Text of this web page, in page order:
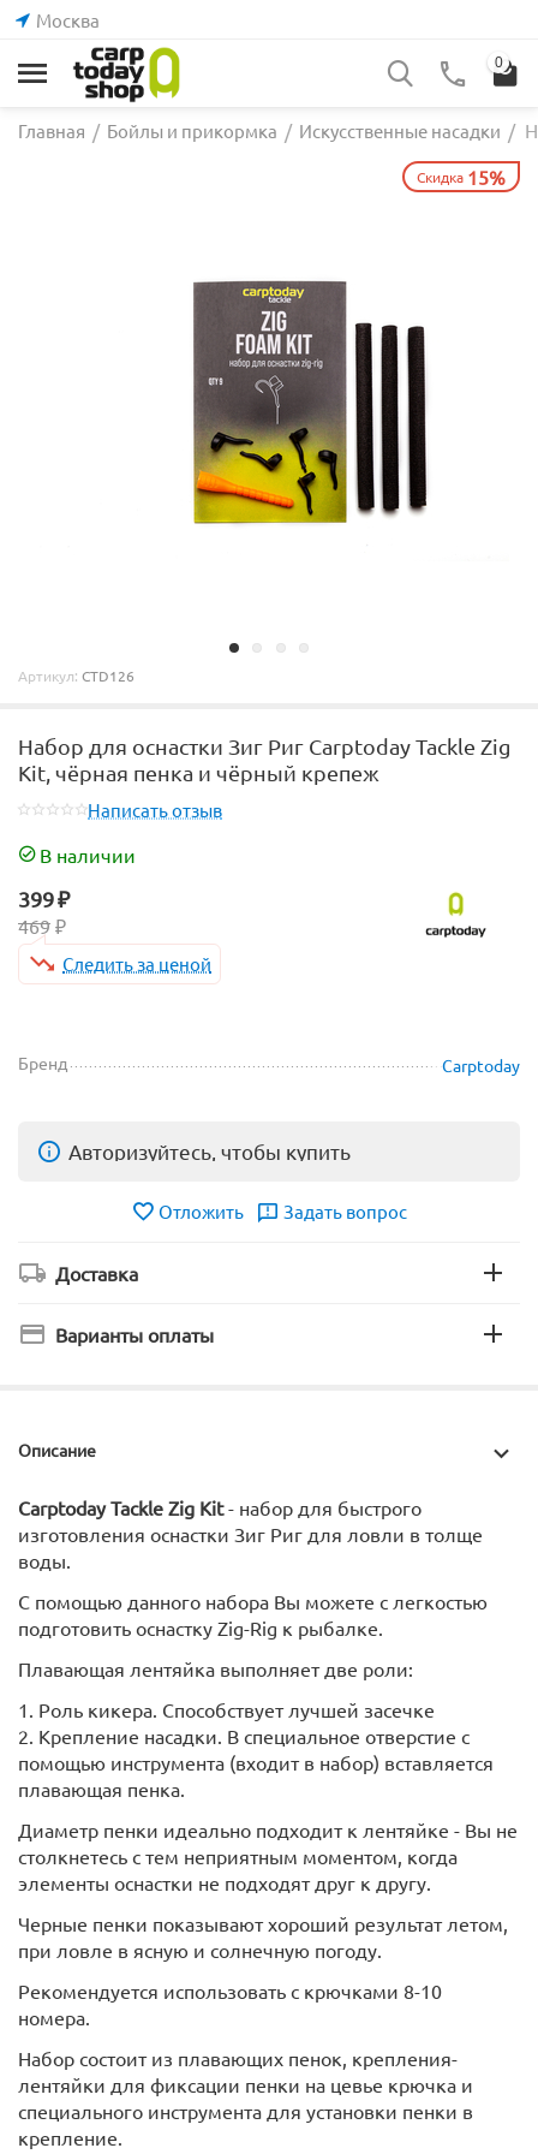
Москва
0
Главная / Бойлы и прикормка / Искусственные насадки /
Скидка 15%
Артикул: CTD126
Набор для оснастки Зиг Риг Carptoday Tackle Zig
Kit, чёрная пенка и чёрный крепеж
Написать отзыв
В наличии
399₽
469 ₽
Следить за ценой
Бренд Carptoday
Авторизуйтесь, чтобы купить
Отложить Задать вопрос
Доставка
Варианты оплаты
Описание
Carptoday Tackle Zig Kit- набор для быстрого
изготовления оснастки Зиг Риг для ловли в толще
воды.
С помощью данного набора Вы можете с легкостью
подготовить оснастку Zig-Rig к рыбалке.
Плавающая лентяйка выполняет две роли:
1. Роль кикера. Способствует лучшей засечке
2. Крепление насадки. В специальное отверстие с
помощью инструмента (входит в набор) вставляется
плавающая пенка.
Диаметр пенки идеально подходит к лентяйке - Вы не
столкнетесь с тем неприятным моментом, когда
элементы оснастки не подходят друг к другу.
Черные пенки показывают хороший результат летом,
при ловле в ясную и солнечную погоду.
Рекомендуется использовать с крючками 8-10
номера.
Набор состоит из плавающих пенок, крепления-
лентяйки для фиксации пенки на цевье крючка и
специального инструмента для установки пенки в
крепление.